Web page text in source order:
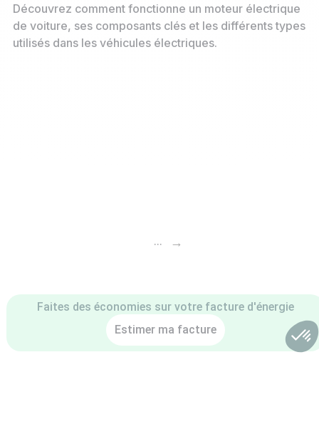
Faites des économies sur votre facture d'énergie
Estimer ma facture
Découvrez comment fonctionne un moteur électrique
de voiture, ses composants clés et les différents types
utilisés dans les véhicules électriques.
... →